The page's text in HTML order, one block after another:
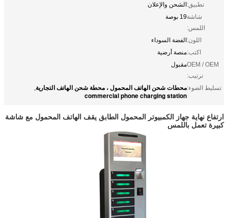
تطبيق:الشحن والإعلان
شاشة
اللمس:
19 بوصة
اللون:الفضة السوداء
اكتب:منصة أرضية
OEM / OEM
ترتيب:
مقبول
تسليط الضوء:محطات شحن الهاتف المحمول ، محطة شحن الهاتف التجارية,
commercial phone charging station
ارتفاع نهاية جهاز الكمبيوتر المحمول الطابق يقف الهاتف المحمول مع شاشة
كبيرة تعمل باللمس